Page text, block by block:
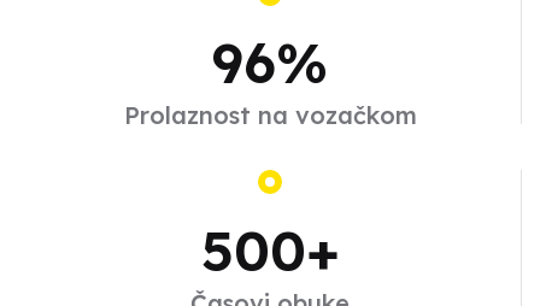
96%
Prolaznost na vozačkom
500+
pruža sve potrebno za vožnju automobila. Prijavite
se i postanite sigurni vozač na cesti